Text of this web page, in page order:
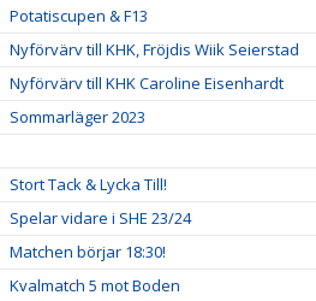
Potatiscupen & F13
Nyförvärv till KHK, Fröjdis Wiik Seierstad
Nyförvärv till KHK Caroline Eisenhardt
Sommarläger 2023
Stort Tack & Lycka Till!
Spelar vidare i SHE 23/24
Matchen börjar 18:30!
Kvalmatch 5 mot Boden